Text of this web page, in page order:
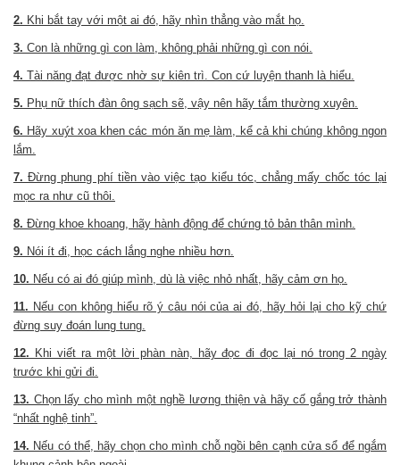
2. Khi bắt tay với một ai đó, hãy nhìn thẳng vào mắt họ.
3. Con là những gì con làm, không phải những gì con nói.
4. Tài năng đạt được nhờ sự kiên trì. Con cứ luyện thanh là hiểu.
5. Phụ nữ thích đàn ông sạch sẽ, vậy nên hãy tắm thường xuyên.
6. Hãy xuýt xoa khen các món ăn mẹ làm, kể cả khi chúng không ngon
lắm.
7. Đừng phung phí tiền vào việc tạo kiểu tóc, chẳng mấy chốc tóc lại
mọc ra như cũ thôi.
8. Đừng khoe khoang, hãy hành động để chứng tỏ bản thân mình.
9. Nói ít đi, học cách lắng nghe nhiều hơn.
10. Nếu có ai đó giúp mình, dù là việc nhỏ nhất, hãy cảm ơn họ.
11. Nếu con không hiểu rõ ý câu nói của ai đó, hãy hỏi lại cho kỹ chứ
đừng suy đoán lung tung.
12. Khi viết ra một lời phàn nàn, hãy đọc đi đọc lại nó trong 2 ngày
trước khi gửi đi.
13. Chọn lấy cho mình một nghề lương thiện và hãy cố gắng trở thành
“nhất nghệ tinh”.
14. Nếu có thể, hãy chọn cho mình chỗ ngồi bên cạnh cửa sổ để ngắm